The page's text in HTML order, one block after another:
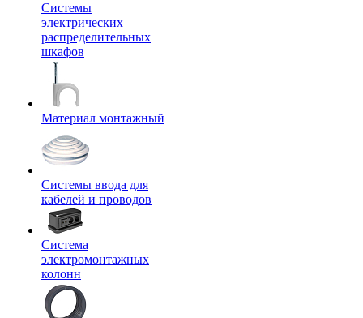
Системы
электрических
распределительных
шкафов
Материал монтажный
Системы ввода для
кабелей и проводов
Система
электромонтажных
колонн